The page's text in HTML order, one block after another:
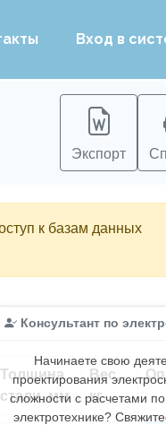
Вход в
Экспорт
к базам данных
Консультант по
Начинаете свою
проектирования
сложности с расчетами по
электротехнике?
Толщина
стали, мм
Вес,
кг